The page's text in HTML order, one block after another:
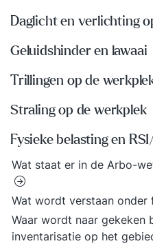
Daglicht en verlichting
Geluidshinder en lawaai
Trillingen op de
Straling op de werkplek
Fysieke belasting en
Wat staat er in de Arbo-
Wat wordt verstaan onder
Waar wordt naar gekeken
inventarisatie op het